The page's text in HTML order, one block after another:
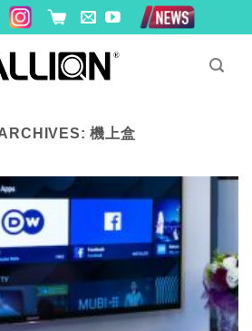
機上盒